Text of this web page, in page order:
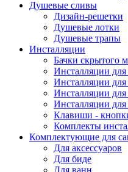
Душевые сливы
Дизайн-решетки
Душевые лотки
Душевые трапы
Инсталляции
Бачки скрытого
Инсталляции для
Инсталляции для
Инсталляции для
Инсталляции для
Клавиши -
Комплекты
Комплектующие для
Для аксессуаров
Для биде
Для ванн